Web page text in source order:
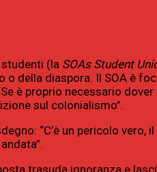
(la SOAs Student
della diaspora. Il SOA è
è proprio necessario
sul colonialismo”.
“C’è un pericolo
trasuda ignoranza e